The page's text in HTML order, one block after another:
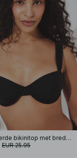
Gedrapeerde bikinitop met brede band
EUR 25.95